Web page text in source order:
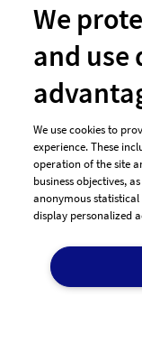
Unsere
AGB Dienstleister
We
and use
We use cookies to
experience. These
operation of the site
business objectives,
anonymous
display personalized